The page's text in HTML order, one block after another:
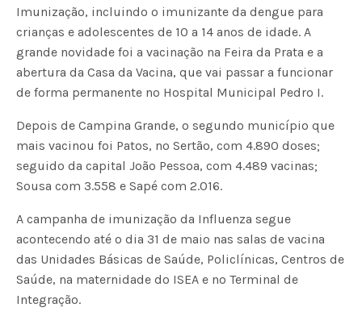
Imunização, incluindo o imunizante da dengue para
crianças e adolescentes de 10 a 14 anos de idade. A
grande novidade foi a vacinação na Feira da Prata e a
abertura da Casa da Vacina, que vai passar a funcionar
de forma permanente no Hospital Municipal Pedro I.
Depois de Campina Grande, o segundo município que
mais vacinou foi Patos, no Sertão, com 4.890 doses;
seguido da capital João Pessoa, com 4.489 vacinas;
Sousa com 3.558 e Sapé com 2.016.
A campanha de imunização da Influenza segue
acontecendo até o dia 31 de maio nas salas de vacina
das Unidades Básicas de Saúde, Policlínicas, Centros de
Saúde, na maternidade do ISEA e no Terminal de
Integração.